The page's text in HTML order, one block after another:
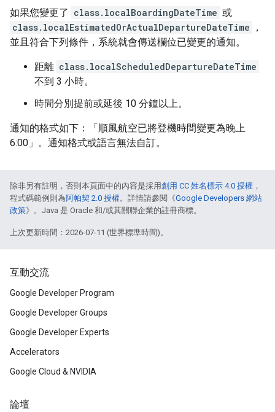
如果您變更了 class.localBoardingDateTime 或
class.localEstimatedOrActualDepartureDateTime
，
並且符合下列條件，系統就會傳送欄位已變更的通知。
距離 class.localScheduledDepartureDateTime
不到 3 小時。
時間分別提前或延後 10 分鐘以上。
通知的格式如下：「順風航空已將登機時間變更為晚上
6:00」。通知格式或語言無法自訂。
除非另有註明，否則本頁面中的內容是採用創用 CC 姓名標示 4.0 授權 ，
程式碼範例則為阿帕契 2.0 授權。詳情請參閱《Google Developers 網站
政策》。Java 是 Oracle 和/或其關聯企業的註冊商標。
上次更新時間：2026-07-11 (世界標準時間)。
互動交流
Google Developer Program
Google Developer Groups
Google Developer Experts
Accelerators
Google Cloud & NVIDIA
論壇